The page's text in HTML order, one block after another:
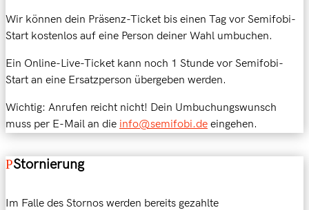
Wir können dein Präsenz-Ticket bis einen Tag vor Semifobi-
Start kostenlos auf eine Person deiner Wahl umbuchen.
Ein Online-Live-Ticket kann noch 1 Stunde vor Semifobi-
Start an eine Ersatzperson übergeben werden.
Wichtig: Anrufen reicht nicht! Dein Umbuchungswunsch
muss per E-Mail an die info@semifobi.de eingehen.
Stornierung
Im Falle des Stornos werden bereits gezahlte